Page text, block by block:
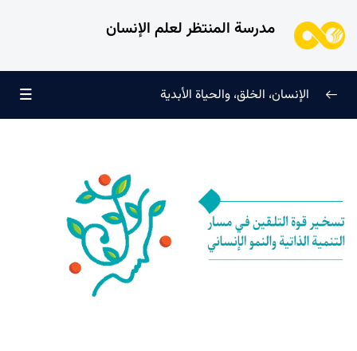
مدرسة المنتظر لعلم الإنسان
لماذا خُلقنا؟
سرّ الفرح والسكينة الدائمة
الإنسان، الخلق، والحياة الأبدية